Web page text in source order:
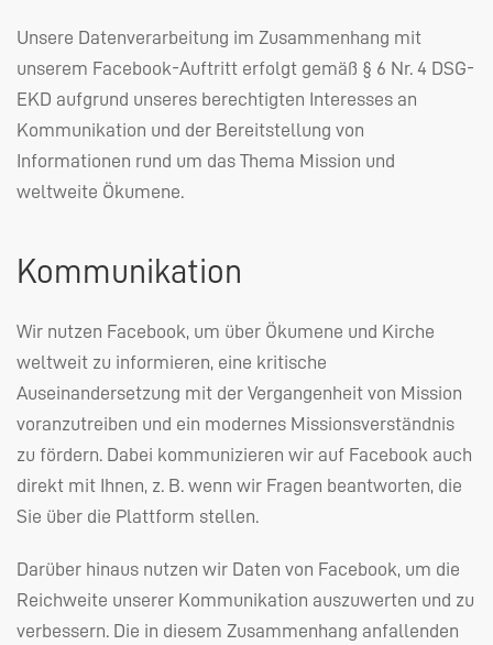
Unsere Datenverarbeitung im Zusammenhang mit
unserem Facebook-Auftritt erfolgt gemäß § 6 Nr. 4 DSG-
EKD aufgrund unseres berechtigten Interesses an
Kommunikation und der Bereitstellung von
Informationen rund um das Thema Mission und
weltweite Ökumene.
Kommunikation
Wir nutzen Facebook, um über Ökumene und Kirche
weltweit zu informieren, eine kritische
Auseinandersetzung mit der Vergangenheit von Mission
voranzutreiben und ein modernes Missionsverständnis
zu fördern. Dabei kommunizieren wir auf Facebook auch
direkt mit Ihnen, z. B. wenn wir Fragen beantworten, die
Sie über die Plattform stellen.
Darüber hinaus nutzen wir Daten von Facebook, um die
Reichweite unserer Kommunikation auszuwerten und zu
verbessern. Die in diesem Zusammenhang anfallenden